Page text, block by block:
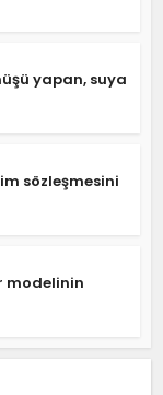
yapan, suya
sözleşmesini
modelinin